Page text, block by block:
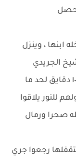
ابنها ، وينزل
الجريدي
ويفضلوا ماشيين فيه فترة تتخطي ال١٠ دقايق لحد ما
للنور يلاقوا
صحرا ورمال
رجعوا جري